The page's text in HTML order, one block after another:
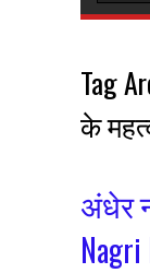
Tag
के
अंधेर
Nagri